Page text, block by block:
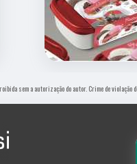
sem a autorização do autor. Crime de